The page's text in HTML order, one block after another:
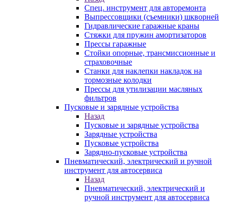
Спец. инструмент для авторемонта
Выпрессовщики (съемники) шкворней
Гидравлические гаражные краны
Стяжки для пружин амортизаторов
Прессы гаражные
Стойки опорные, трансмиссионные и
страховочные
Станки для наклепки накладок на
тормозные колодки
Прессы для утилизации масляных
фильтров
Пусковые и зарядные устройства
Назад
Пусковые и зарядные устройства
Зарядные устройства
Пусковые устройства
Зарядно-пусковые устройства
Пневматический, электрический и ручной
инструмент для автосервиса
Назад
Пневматический, электрический и
ручной инструмент для автосервиса